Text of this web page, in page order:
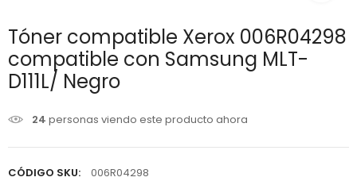
Tóner compatible Xerox 006R04298
compatible con Samsung MLT-
D111L/ Negro
24 personas viendo este producto ahora
CÓDIGO SKU: 006R04298